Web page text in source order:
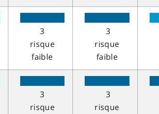
3
risque
faible
3
risque
faible
3
risque
3
risque